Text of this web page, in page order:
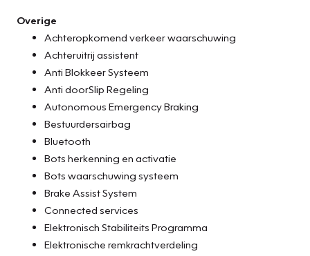
Overige
Achteropkomend verkeer waarschuwing
Achteruitrij assistent
Anti Blokkeer Systeem
Anti doorSlip Regeling
Autonomous Emergency Braking
Bestuurdersairbag
Bluetooth
Bots herkenning en activatie
Bots waarschuwing systeem
Brake Assist System
Connected services
Elektronisch Stabiliteits Programma
Elektronische remkrachtverdeling